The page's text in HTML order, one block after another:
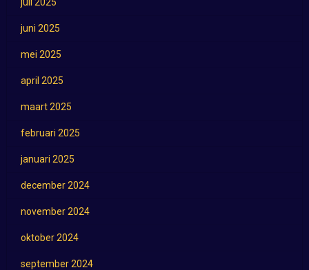
juni 2025
mei 2025
april 2025
maart 2025
februari 2025
januari 2025
december 2024
november 2024
oktober 2024
september 2024